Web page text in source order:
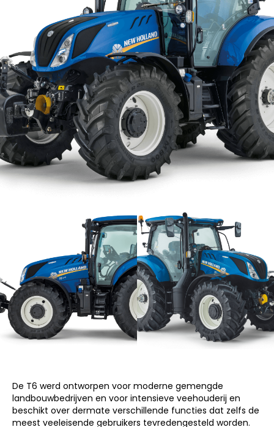
De T6 werd ontworpen voor moderne gemengde
landbouwbedrijven en voor intensieve veehouderij en
beschikt over dermate verschillende functies dat zelfs de
meest veeleisende gebruikers tevredengesteld worden.